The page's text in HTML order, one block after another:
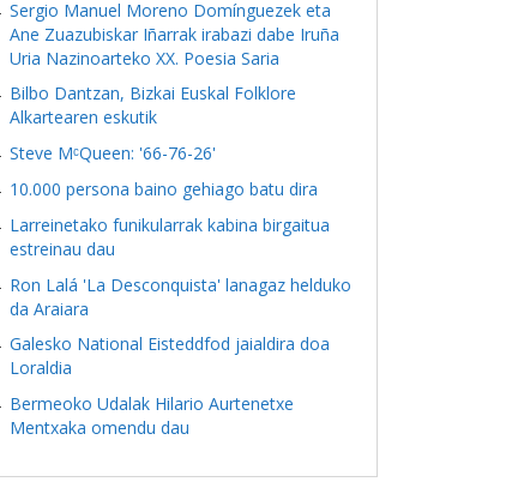
Sergio Manuel Moreno Domínguezek eta
Ane Zuazubiskar Iñarrak irabazi dabe Iruña
Uria Nazinoarteko XX. Poesia Saria
Bilbo Dantzan, Bizkai Euskal Folklore
Alkartearen eskutik
Steve MᶜQueen: '66-76-26'
10.000 persona baino gehiago batu dira
Larreinetako funikularrak kabina birgaitua
estreinau dau
Ron Lalá 'La Desconquista' lanagaz helduko
da Araiara
Galesko National Eisteddfod jaialdira doa
Loraldia
Bermeoko Udalak Hilario Aurtenetxe
Mentxaka omendu dau